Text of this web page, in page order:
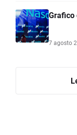
Grafico
7 agosto